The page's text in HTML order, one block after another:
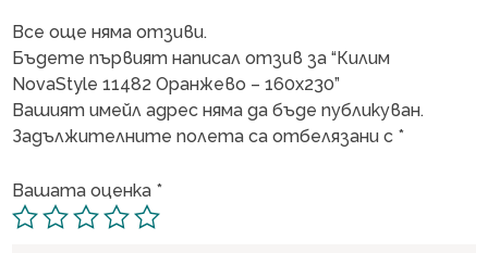
Все още няма отзиви.
Бъдете първият написал отзив за “Килим
NovaStyle 11482 Оранжево – 160х230”
Вашият имейл адрес няма да бъде публикуван.
Задължителните полета са отбелязани с *
Вашата оценка *